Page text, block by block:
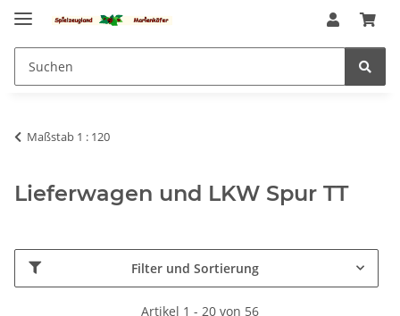
Maßstab 1 : 120
Lieferwagen und LKW Spur TT
Filter und Sortierung
Artikel 1 - 20 von 56